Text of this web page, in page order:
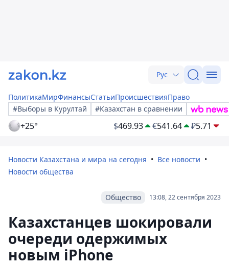
Рус
ПолитикаМирФинансыСтатьиПроисшествияПраво
#Выборы в Курултай
#Казахстан в сравнении
+25° $469.93 €541.64 ₽5.71
Новости Казахстана и мира на сегодня
Все новости
Новости общества
13:08, 22 сентября 2023
Общество
Казахстанцев шокировали
очереди одержимых
новым iPhone